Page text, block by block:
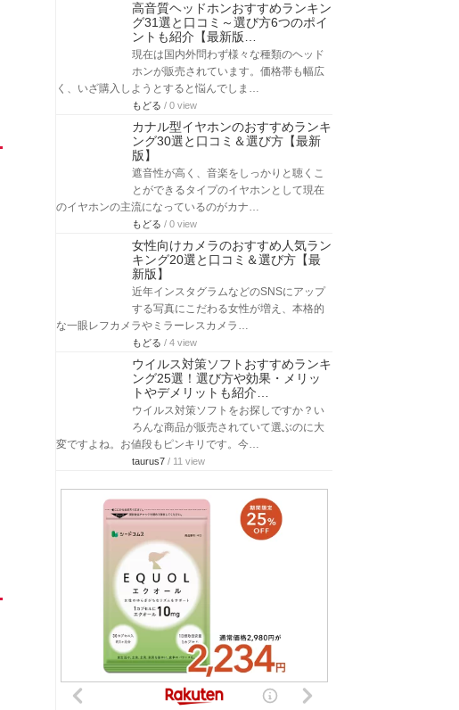
高音質ヘッドホンおすすめランキン
グ31選と口コミ～選び方6つのポイ
ントも紹介【最新版…
現在は国内外問わず様々な種類のヘッド
ホンが販売されています。価格帯も幅広
く、いざ購入しようとすると悩んでしま…
もどる / 0 view
カナル型イヤホンのおすすめランキ
ング30選と口コミ＆選び方【最新
版】
遮音性が高く、音楽をしっかりと聴くこ
とができるタイプのイヤホンとして現在
のイヤホンの主流になっているのがカナ…
もどる / 0 view
女性向けカメラのおすすめ人気ラン
キング20選と口コミ＆選び方【最
新版】
近年インスタグラムなどのSNSにアップ
する写真にこだわる女性が増え、本格的
な一眼レフカメラやミラーレスカメラ…
もどる / 4 view
ウイルス対策ソフトおすすめランキ
ング25選！選び方や効果・メリッ
トやデメリットも紹介…
ウイルス対策ソフトをお探しですか？い
ろんな商品が販売されていて選ぶのに大
変ですよね。お値段もピンキリです。今…
taurus7 / 11 view